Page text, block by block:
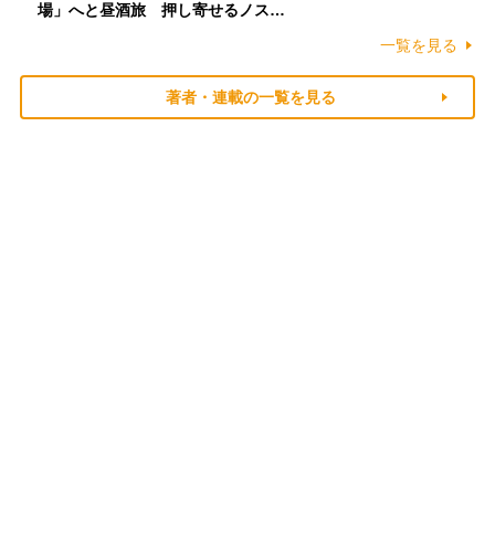
場」へと昼酒旅 押し寄せるノス…
一覧を見る
著者・連載の一覧を見る